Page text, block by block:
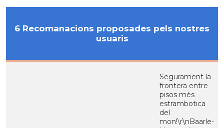
6 Recomanacions proposades pels nostres
usuaris
Segurament la
frontera entre
pisos més
estrambotica
del
mon!\r\nBaarle-